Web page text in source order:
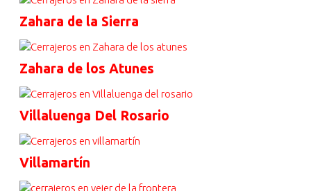
Zahara de la Sierra
Zahara de los Atunes
Villaluenga Del Rosario
Villamartín